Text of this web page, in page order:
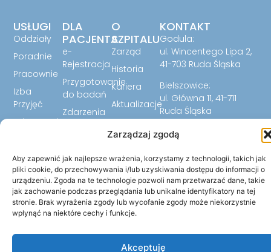
Zarządzaj zgodą
Aby zapewnić jak najlepsze wrażenia, korzystamy z technologii, takich jak
pliki cookie, do przechowywania i/lub uzyskiwania dostępu do informacji o
urządzeniu. Zgoda na te technologie pozwoli nam przetwarzać dane, takie
jak zachowanie podczas przeglądania lub unikalne identyfikatory na tej
stronie. Brak wyrażenia zgody lub wycofanie zgody może niekorzystnie
wpłynąć na niektóre cechy i funkcje.
Akceptuję
O
SZPITALU
Zarząd
Historia
Kariera
Aktualizacje
FAQ
DLA
PACJENTA
e-
Rejestracja
Przygotowanie
do badań
Zdarzenia
Cennik
USŁUGI
Oddziały
Poradnie
Pracownie
Izba
Przyjęć
Laboratorium
Publicznej
KONTAKT
Godula:
ul. Wincentego Lipa 2,
41-703 Ruda Śląska
Bielszowice:
ul. Główna 11, 41-711
Ruda Śląska
32 344 07 24
32 344 07 23
32 779 59 12